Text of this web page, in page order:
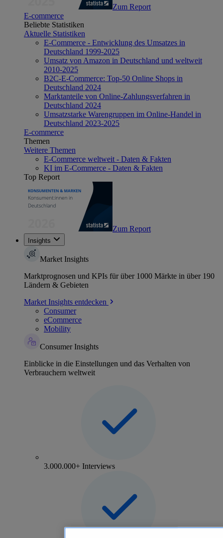
Zum Report
E-commerce
Beliebte Statistiken
Aktuelle Statistiken
E-Commerce - Entwicklung des Umsatzes in
Deutschland 1999-2025
Umsatz von Amazon in Deutschland und weltweit
2010-2025
B2C-E-Commerce: Top-50 Online Shops in
Deutschland 2024
Marktanteile von Online-Zahlungsverfahren in
Deutschland 2024
Umsatzstarke Warengruppen im Online-Handel in
Deutschland 2023-2025
E-commerce
Themen
Weitere Themen
E-Commerce weltweit - Daten & Fakten
KI im E-Commerce - Daten & Fakten
Top Report
Zum Report
Insights
Market Insights
Marktprognosen und KPIs für über 1000 Märkte in über 190
Ländern & Gebieten
Market Insights entdecken
Consumer
eCommerce
Mobility
Consumer Insights
Einblicke in die Einstellungen und das Verhalten von
Verbrauchern weltweit
3.000.000+ Interviews